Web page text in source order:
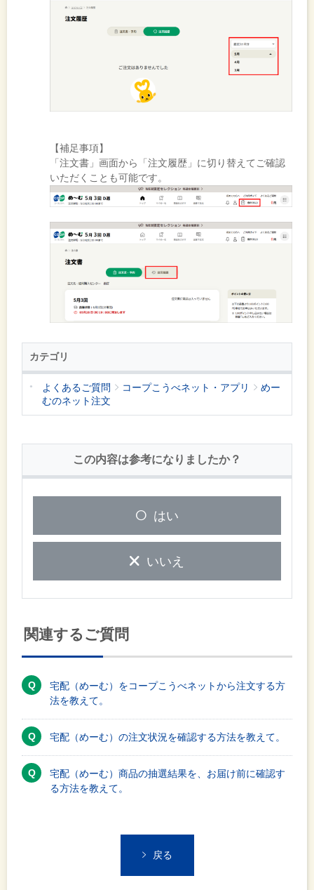
【補足事項】
「注文書」画面から「注文履歴」に切り替えてご確認
いただくことも可能です。
カテゴリ
よくあるご質問 コープこうべネット・アプリ
めー
むのネット注文
この内容は参考になりましたか？
はい
いいえ
関連するご質問
宅配（めーむ）をコープこうべネットから注文する方
法を教えて。
宅配（めーむ）の注文状況を確認する方法を教えて。
宅配（めーむ）商品の抽選結果を、お届け前に確認す
る方法を教えて。
戻る